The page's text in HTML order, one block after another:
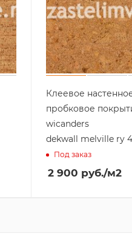
Клеевое
пробковое
wicanders
dekwall melville ry
Под заказ
2 900 руб./м2